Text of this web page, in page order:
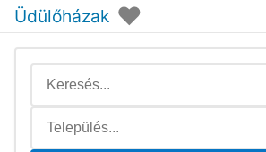
Üdülőházak ♥